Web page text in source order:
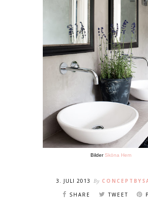
BilderSköna Hem
3. JULI 2013 By
SHARE
TWEET